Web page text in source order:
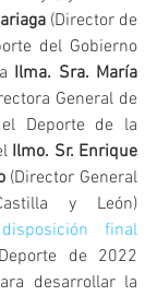
(Director de
del Gobierno
Ilma. Sra. María
General de
Deporte de la
Ilmo. Sr. Enrique
(Director General
y León)
final
de 2022
desarrollar la